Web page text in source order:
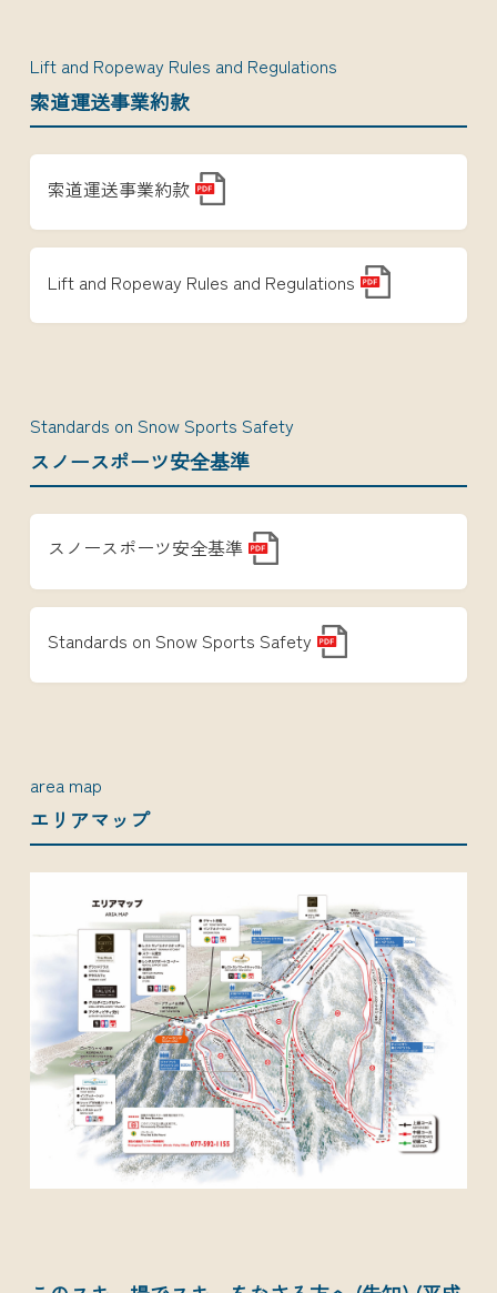
Lift and Ropeway Rules and Regulations
索道運送事業約款
索道運送事業約款
Lift and Ropeway Rules and Regulations
Standards on Snow Sports Safety
スノースポーツ安全基準
スノースポーツ安全基準
Standards on Snow Sports Safety
area map
エリアマップ